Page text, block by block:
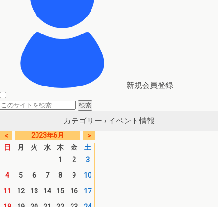
新規会員登録
カテゴリー › イベント情報
< 2023年6月
>
日
月 火 水 木 金
土
1
2
3
4
5 6 7 8 9
10
11
12 13 14 15 16
17